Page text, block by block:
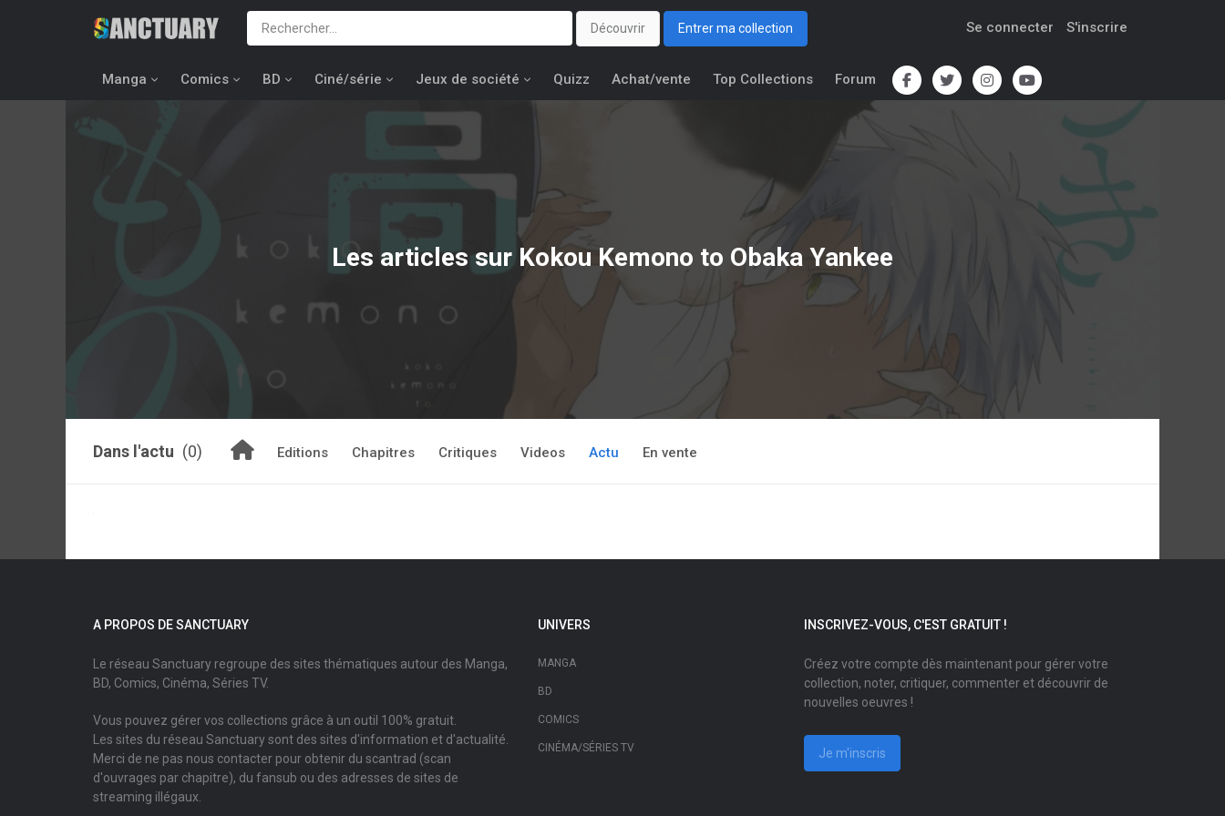
Découvrir Entrer ma collection Se connecter S'inscrire
Manga Comics BD Ciné/série Jeux de société Quizz Achat/vente Top Collections Forum
Les articles sur Kokou Kemono to Obaka Yankee
Dans l'actu (0) Editions Chapitres Critiques Videos Actu En vente
A PROPOS DE SANCTUARY
Le réseau Sanctuary regroupe des sites thématiques autour des Manga,
BD, Comics, Cinéma, Séries TV.
Vous pouvez gérer vos collections grâce à un outil 100% gratuit.
Les sites du réseau Sanctuary sont des sites d'information et d'actualité.
Merci de ne pas nous contacter pour obtenir du scantrad (scan
d'ouvrages par chapitre), du fansub ou des adresses de sites de
streaming illégaux.
UNIVERS
MANGA
BD
COMICS
CINÉMA/SÉRIES TV
INSCRIVEZ-VOUS, C'EST GRATUIT !
Créez votre compte dès maintenant pour gérer votre
collection, noter, critiquer, commenter et découvrir de
nouvelles oeuvres !
Je m'inscris